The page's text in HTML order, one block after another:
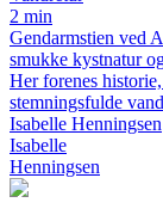
2 min
Gendarmstien ved
smukke kystnatur
Her forenes
stemningsfulde
Isabelle Henningsen
Isabelle
Henningsen